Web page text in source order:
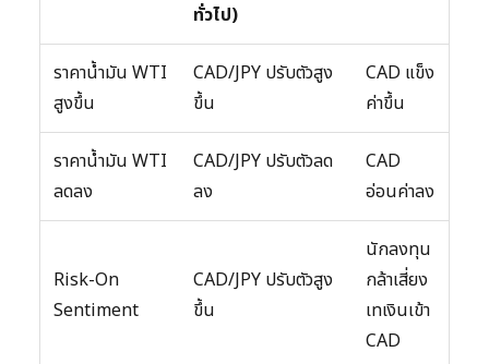
ทั่วไป)
ราคาน้ำมัน WTI
สูงขึ้น
CAD/JPY ปรับตัวสูง
ขึ้น
CAD แข็ง
ค่าขึ้น
ราคาน้ำมัน WTI
ลดลง
CAD/JPY ปรับตัวลด
ลง
CAD
อ่อนค่าลง
Risk-On
Sentiment
CAD/JPY ปรับตัวสูง
ขึ้น
นักลงทุน
กล้าเสี่ยง
เทเงินเข้า
CAD